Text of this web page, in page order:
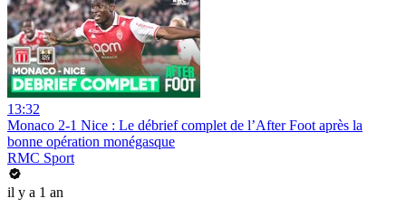
13:32
Monaco 2-1 Nice : Le débrief complet de l’After Foot après la
bonne opération monégasque
RMC Sport
il y a 1 an